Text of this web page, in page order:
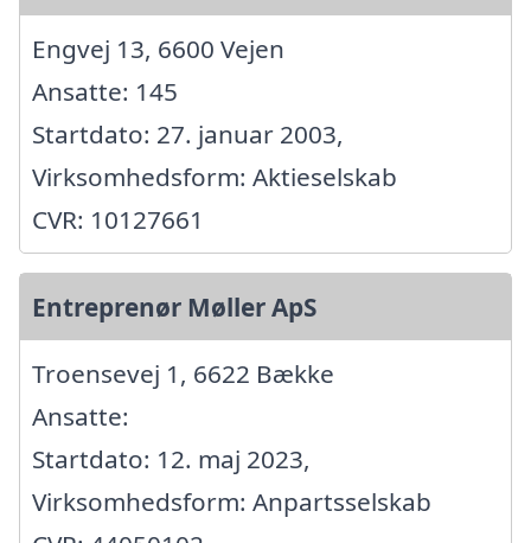
Engvej 13, 6600 Vejen
Ansatte: 145
Startdato: 27. januar 2003,
Virksomhedsform: Aktieselskab
CVR: 10127661
Entreprenør Møller ApS
Troensevej 1, 6622 Bække
Ansatte:
Startdato: 12. maj 2023,
Virksomhedsform: Anpartsselskab